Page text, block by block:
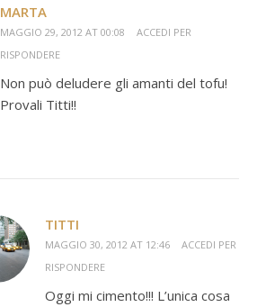
MARTA
MAGGIO 29, 2012 AT 00:08
ACCEDI PER
RISPONDERE
Non può deludere gli amanti del tofu!
Provali Titti!!
TITTI
MAGGIO 30, 2012 AT 12:46
ACCEDI PER
RISPONDERE
Oggi mi cimento!!! L’unica cosa